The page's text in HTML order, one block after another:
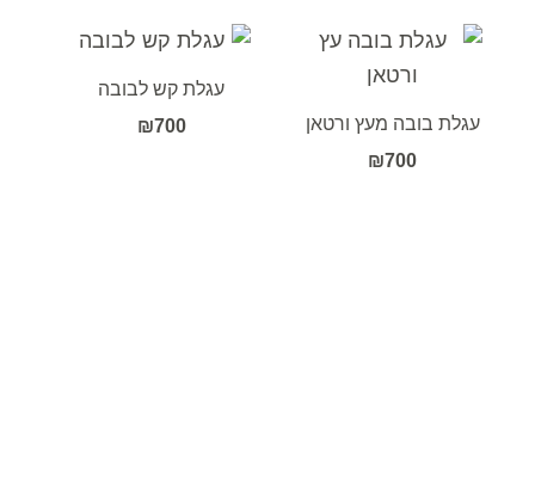
צרי קשר
עגלת בובה מעץ ורטאן
₪700
עגלת קש לבובה
₪700